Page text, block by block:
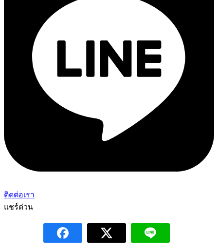
ติดต่อเรา
แชร์ด่วน